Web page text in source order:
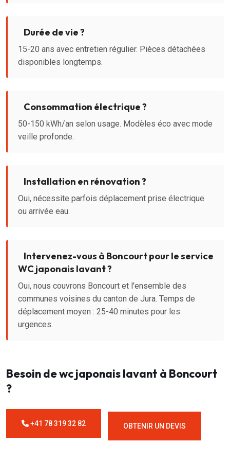
Durée de vie ?
15-20 ans avec entretien régulier. Pièces détachées
disponibles longtemps.
Consommation électrique ?
50-150 kWh/an selon usage. Modèles éco avec mode
veille profonde.
Installation en rénovation ?
Oui, nécessite parfois déplacement prise électrique
ou arrivée eau.
Intervenez-vous à Boncourt pour le service
WC japonais lavant ?
Oui, nous couvrons Boncourt et l'ensemble des
communes voisines du canton de Jura. Temps de
déplacement moyen : 25-40 minutes pour les
urgences.
Besoin de wc japonais lavant à Boncourt
?
+41 78 319 32 82 OBTENIR UN DEVIS